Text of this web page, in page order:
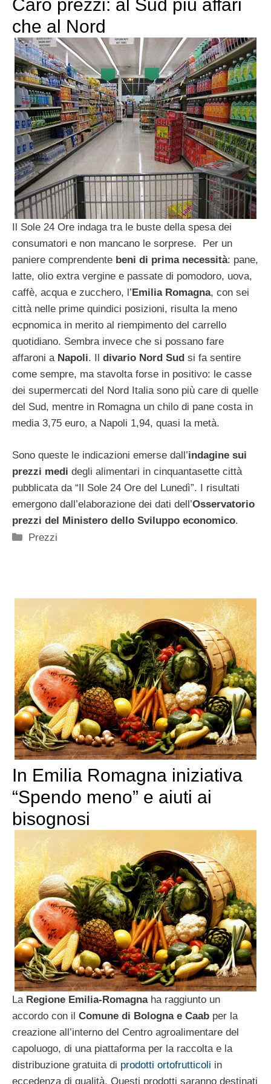
Caro prezzi: al Sud più affari
che al Nord
Il Sole 24 Ore indaga tra le buste della spesa dei
consumatori e non mancano le sorprese. Per un
paniere comprendente beni di prima necessità: pane,
latte, olio extra vergine e passate di pomodoro, uova,
caffè, acqua e zucchero, l’Emilia Romagna, con sei
città nelle prime quindici posizioni, risulta la meno
ecpnomica in merito al riempimento del carrello
quotidiano. Sembra invece che si possano fare
affaroni a Napoli. Il divario Nord Sud si fa sentire
come sempre, ma stavolta forse in positivo: le casse
dei supermercati del Nord Italia sono più care di quelle
del Sud, mentre in Romagna un chilo di pane costa in
media 3,75 euro, a Napoli 1,94, quasi la metà.
Sono queste le indicazioni emerse dall’indagine sui
prezzi medi degli alimentari in cinquantasette città
pubblicata da “Il Sole 24 Ore del Lunedì”. I risultati
emergono dall’elaborazione dei dati dell’Osservatorio
prezzi del Ministero dello Sviluppo economico.
Categorie
Prezzi
In Emilia Romagna iniziativa
“Spendo meno” e aiuti ai
bisognosi
La Regione Emilia-Romagnaha raggiunto un
accordo con il Comune di Bologna e Caab per la
creazione all’interno del Centro agroalimentare del
capoluogo, di una piattaforma per la raccolta e la
distribuzione gratuita di prodotti ortofrutticoli in
eccedenza di qualità. Questi prodotti saranno destinati